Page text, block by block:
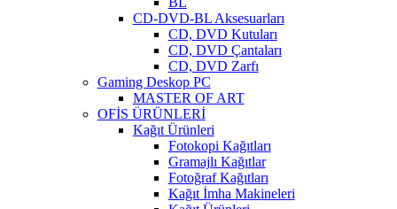
CD-DVD-BL Aksesuarları
CD, DVD Kutuları
CD, DVD Çantaları
CD, DVD Zarfı
Gaming Deskop PC
MASTER OF ART
OFİS ÜRÜNLERİ
Kağıt Ürünleri
Fotokopi Kağıtları
Gramajlı Kağıtlar
Fotoğraf Kağıtları
Kağıt İmha Makineleri